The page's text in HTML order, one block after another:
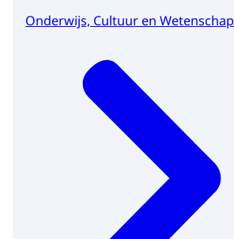
Onderwijs, Cultuur en Wetenschap